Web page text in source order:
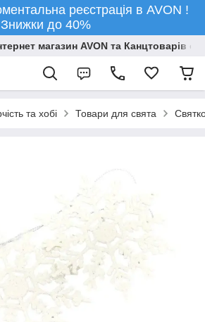
реєстрація в AVON !
Знижки до 40%
магазин AVON та Канцтоварів
та хобi Товари для свята